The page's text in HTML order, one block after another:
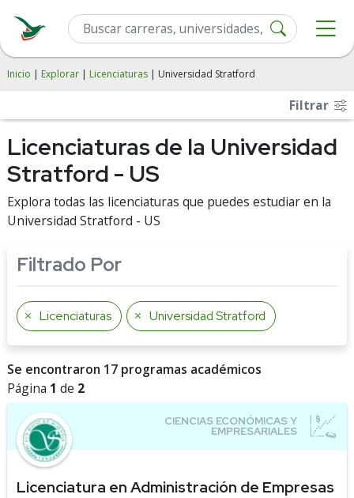
Inicio | Explorar | Licenciaturas | Universidad Stratford
Filtrar
Licenciaturas de la Universidad
Stratford - US
Explora todas las licenciaturas que puedes estudiar en la
Universidad Stratford - US
Filtrado Por
Licenciaturas Universidad Stratford
Se encontraron 17 programas académicos
Página 1 de 2
Licenciatura en Administración de Empresas